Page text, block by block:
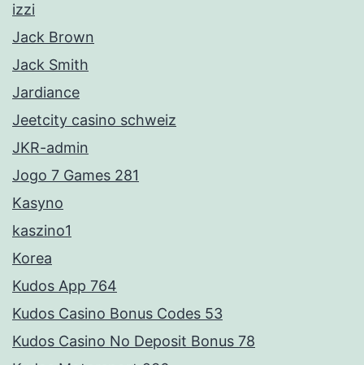
izzi
Jack Brown
Jack Smith
Jardiance
Jeetcity casino schweiz
JKR-admin
Jogo 7 Games 281
Kasyno
kaszino1
Korea
Kudos App 764
Kudos Casino Bonus Codes 53
Kudos Casino No Deposit Bonus 78